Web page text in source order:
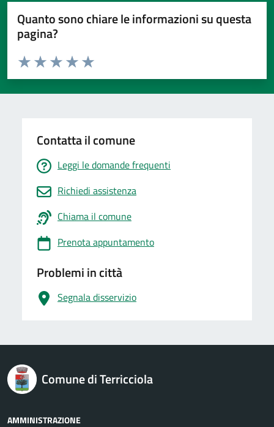
Quanto sono chiare le informazioni su questa
pagina?
Valuta da 1 a 5 stelle la pagina
Valuta 5 stelle su 5
Valuta 4 stelle su 5
Valuta 3 stelle su 5
Valuta 2 stelle su 5
Valuta 1 stelle su 5
Contatta il comune
Leggi le domande frequenti
Richiedi assistenza
Chiama il comune
Prenota appuntamento
Problemi in città
Segnala disservizio
logo Unione Europea
Comune di Terricciola
AMMINISTRAZIONE